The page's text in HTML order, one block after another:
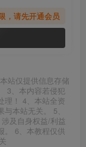
，请先开通会员
站仅提供信息存储
3、本内容若侵犯
理！ 4、本站全资
本站无关。 5、
及自身权益/利益
。 6、本教程仅供